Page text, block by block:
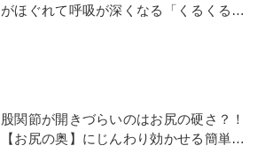
がほぐれて呼吸が深くなる「くるくるほ
股関節が開きづらいのはお尻の硬さ？！
【お尻の奥】にじんわり効かせる簡単四